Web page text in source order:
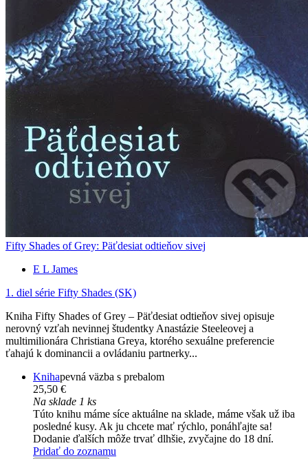
Fifty Shades of Grey: Päťdesiat odtieňov sivej
E L James
1. diel série Fifty Shades (SK)
Kniha Fifty Shades of Grey – Päťdesiat odtieňov sivej opisuje
nerovný vzťah nevinnej študentky Anastázie Steeleovej a
multimilionára Christiana Greya, ktorého sexuálne preferencie
ťahajú k dominancii a ovládaniu partnerky...
Knihapevná väzba s prebalom
25,50 €
Na sklade 1 ks
Túto knihu máme síce aktuálne na sklade, máme však už iba
posledné kusy. Ak ju chcete mať rýchlo, ponáhľajte sa!
Dodanie ďalších môže trvať dlhšie, zvyčajne do 18 dní.
Pridať do zoznamu